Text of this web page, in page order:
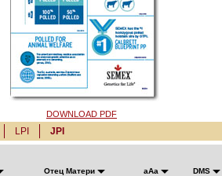
DOWNLOAD PDF
LPI JPI
Отец Матери aAa DMS